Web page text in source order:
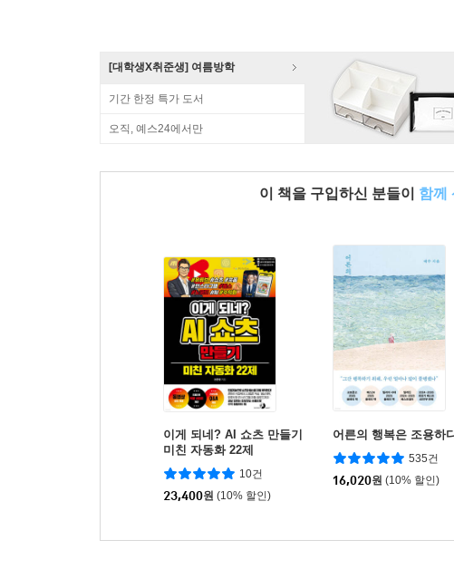
[대학생X취준생] 여름방학
기간 한정 특가 도서
오직, 예스24에서만
이 책을 구입하신 분들이 함께
이게 되네? AI 쇼츠 만들기
미친 자동화 22제
10건
23,400원 (10% 할인)
어른의 행복은 조용하
535건
16,020원 (10% 할인)